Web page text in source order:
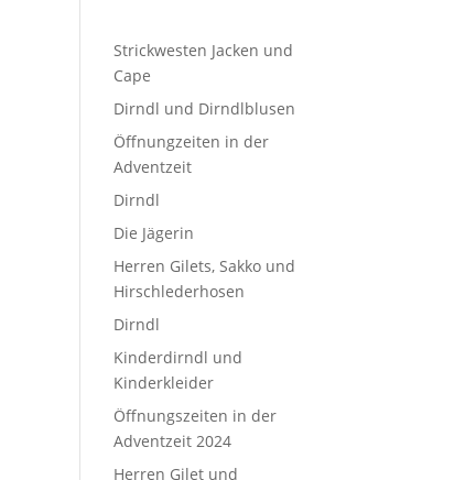
Strickwesten Jacken und
Cape
Dirndl und Dirndlblusen
Öffnungzeiten in der
Adventzeit
Dirndl
Die Jägerin
Herren Gilets, Sakko und
Hirschlederhosen
Dirndl
Kinderdirndl und
Kinderkleider
Öffnungszeiten in der
Adventzeit 2024
Herren Gilet und